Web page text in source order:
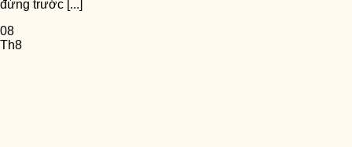
đứng trước [...]
08
Th8